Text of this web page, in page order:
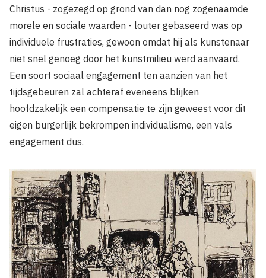
Christus - zogezegd op grond van dan nog zogenaamde
morele en sociale waarden - louter gebaseerd was op
individuele frustraties, gewoon omdat hij als kunstenaar
niet snel genoeg door het kunstmilieu werd aanvaard.
Een soort sociaal engagement ten aanzien van het
tijdsgebeuren zal achteraf eveneens blijken
hoofdzakelijk een compensatie te zijn geweest voor dit
eigen burgerlijk bekrompen individualisme, een vals
engagement dus.